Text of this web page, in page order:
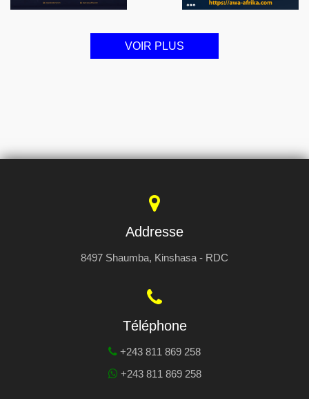
VOIR PLUS
Addresse
8497 Shaumba, Kinshasa - RDC
Téléphone
+243 811 869 258
+243 811 869 258